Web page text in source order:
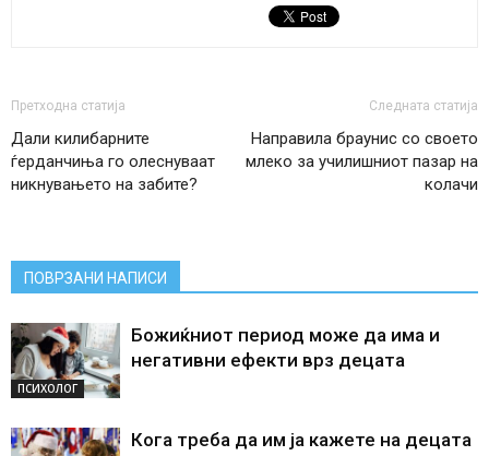
Претходна статија
Дали килибарните
ѓерданчиња го олеснуваат
никнувањето на забите?
Следната статија
Направила браунис со своето
млеко за училишниот пазар на
колачи
ПОВРЗАНИ НАПИСИ
ПСИХОЛОГ
Божиќниот период може да има и
негативни ефекти врз децата
Кога треба да им ја кажете на децата